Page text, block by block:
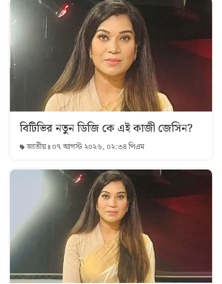
বিটিভির নতুন ডিজি কে এই কাজী জেসিন?
জাতীয় ০৭ আগস্ট ২০২৬, ০২:৩৪ পিএম